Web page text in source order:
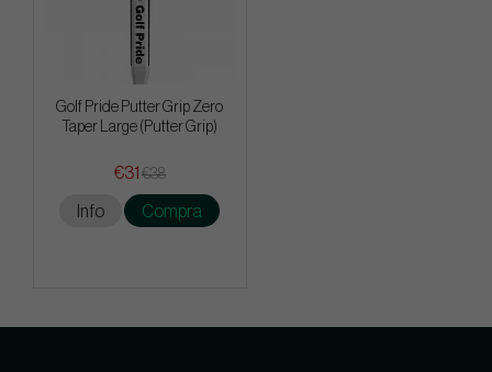
Golf Pride Putter Grip Zero
Taper Large (Putter Grip)
€31 €38
Info Compra